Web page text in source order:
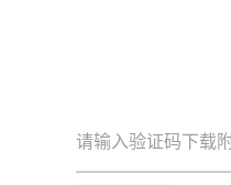
请输入验证码下载